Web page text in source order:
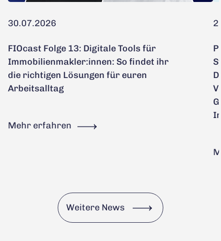
30.07.2026
FIOcast Folge 13: Digitale Tools für
Immobilienmakler:innen: So findet ihr
die richtigen Lösungen für euren
Arbeitsalltag
Mehr erfahren
Weitere News